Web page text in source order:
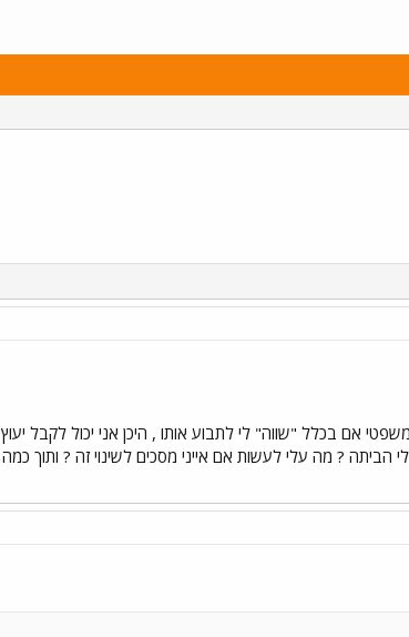
אם בכלל "שווה" לי לתבוע אותו , היכן אני יכול לקבל
? מה עלי לעשות אם אייני מסכים לשינוי זה ? ותוך